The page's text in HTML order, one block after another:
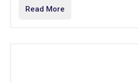
Read More